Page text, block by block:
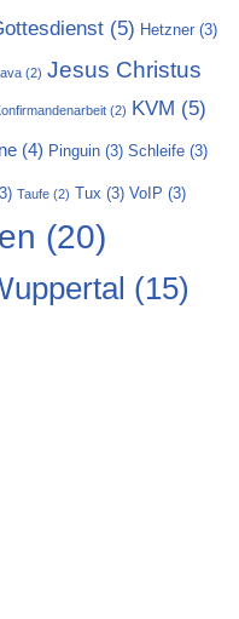
(5) Hetzner (3)
(2) Jesus Christus
(2) KVM (5)
(4) Pinguin (3) Schleife (3)
Taufe (2) Tux (3) VoIP (3)
(20)
(15)